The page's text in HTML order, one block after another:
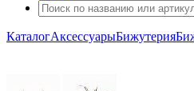
КаталогАксессуарыБижутерия